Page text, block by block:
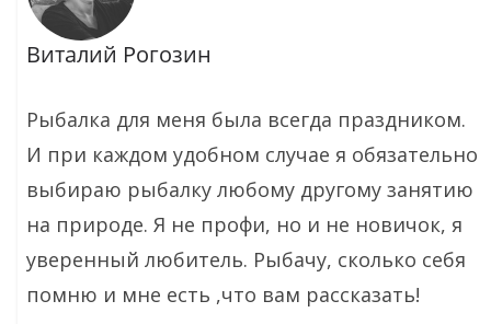
Виталий Рогозин
Рыбалка для меня была всегда праздником.
И при каждом удобном случае я обязательно
выбираю рыбалку любому другому занятию
на природе. Я не профи, но и не новичок, я
уверенный любитель. Рыбачу, сколько себя
помню и мне есть ,что вам рассказать!